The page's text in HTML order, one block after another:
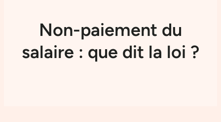
Non-paiement du
salaire : que dit la loi ?